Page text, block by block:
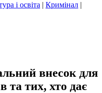
і освіта | Кримінал |
внесок для
та тих, хто дає